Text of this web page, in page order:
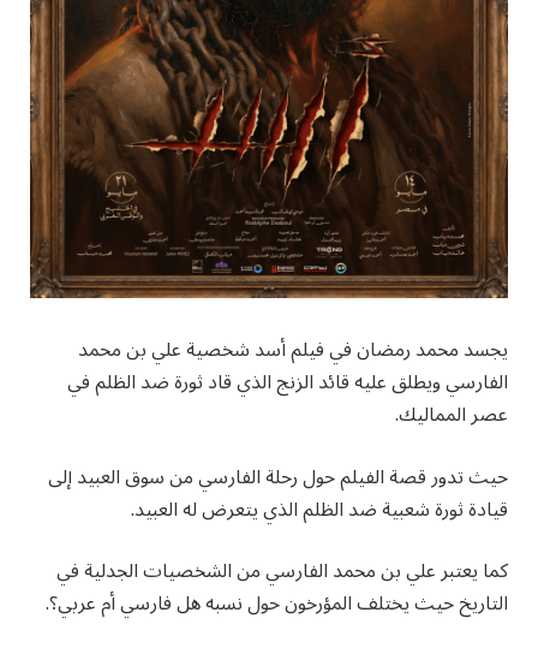
يجسد محمد رمضان في فيلم أسد شخصية علي بن محمد
الفارسي ويطلق عليه قائد الزنج الذي قاد ثورة ضد الظلم في
عصر المماليك.
حيث تدور قصة الفيلم حول رحلة الفارسي من سوق العبيد إلى
قيادة ثورة شعبية ضد الظلم الذي يتعرض له العبيد.
كما يعتبر علي بن محمد الفارسي من الشخصيات الجدلية في
التاريخ حيث يختلف المؤرخون حول نسبه هل فارسي أم عربي؟.